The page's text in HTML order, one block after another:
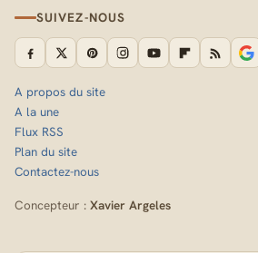
SUIVEZ-NOUS
A propos du site
A la une
Flux RSS
Plan du site
Contactez-nous
Concepteur : Xavier Argeles